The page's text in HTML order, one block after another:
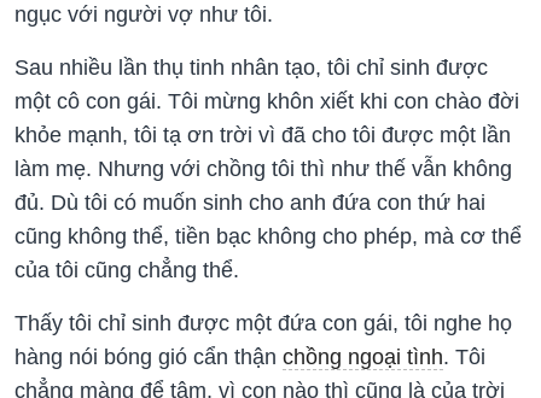
ngục với người vợ như tôi.
Sau nhiều lần thụ tinh nhân tạo, tôi chỉ sinh được
một cô con gái. Tôi mừng khôn xiết khi con chào đời
khỏe mạnh, tôi tạ ơn trời vì đã cho tôi được một lần
làm mẹ. Nhưng với chồng tôi thì như thế vẫn không
đủ. Dù tôi có muốn sinh cho anh đứa con thứ hai
cũng không thể, tiền bạc không cho phép, mà cơ thể
của tôi cũng chẳng thể.
Thấy tôi chỉ sinh được một đứa con gái, tôi nghe họ
hàng nói bóng gió cẩn thận chồng ngoại tình. Tôi
chẳng màng để tâm, vì con nào thì cũng là của trời